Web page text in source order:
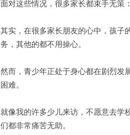
面对这些情况，很多家长都束手无策：
其实，在很多家长朋友的心中，孩子
务，其他的都不用操心。
然而，青少年正处于身心都在剧烈发
困难。
就像我的许多少儿来访，不愿意去学
们都非常痛苦无助。